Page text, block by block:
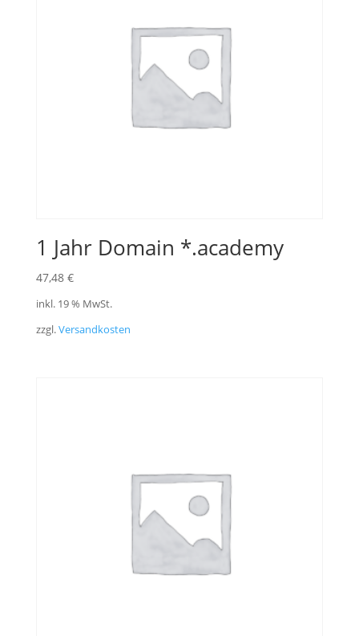
1 Jahr Domain *.academy
47,48 €
inkl. 19 % MwSt.
zzgl.Versandkosten